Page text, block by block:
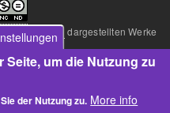
Erlangen dargestellten Werke
einer
- Nicht kommerziell - Keine
Erlaubnisse können Sie
Webmaster erhalten.
um die Nutzung zu
der Nutzung zu. More info